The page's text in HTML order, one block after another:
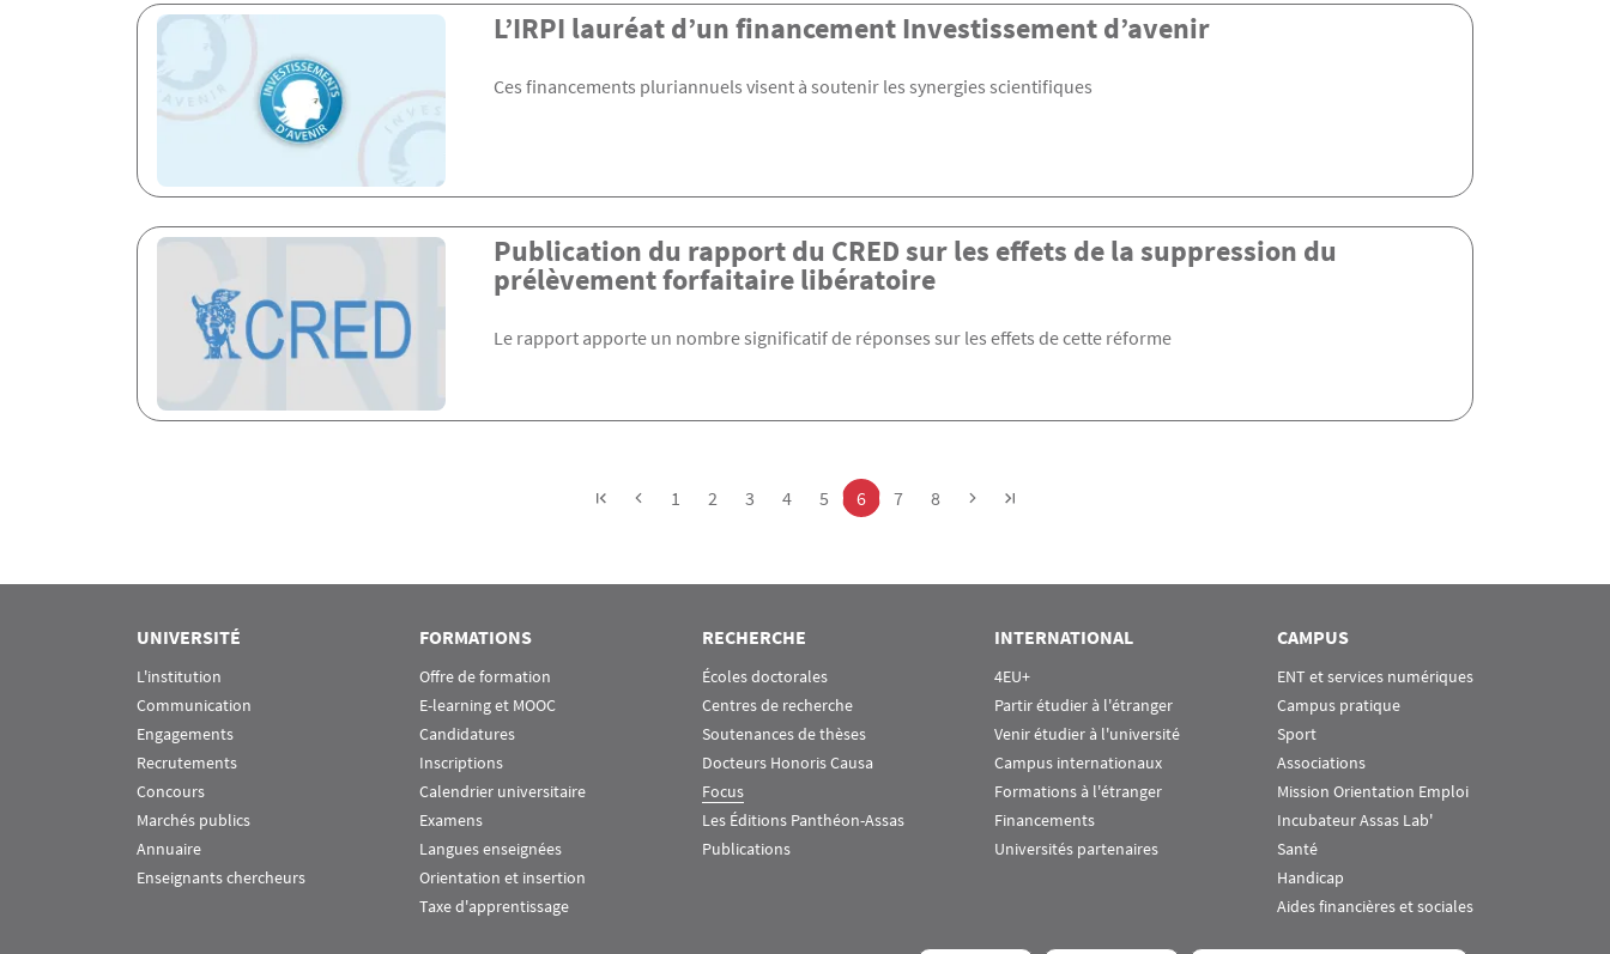
L’IRPI lauréat d’un financement Investissement d’avenir
Ces financements pluriannuels visent à soutenir les synergies scientifiques
Publication du rapport du CRED sur les effets de la suppression du
prélèvement forfaitaire libératoire
Le rapport apporte un nombre significatif de réponses sur les effets de cette réforme
Page
1 Page
2 Page
3 Page
4 Page
5 Page
6 Page
7 Page
8
UNIVERSITÉ
L'institution
Communication
Engagements
Recrutements
Concours
Marchés publics
Annuaire
Enseignants chercheurs
FORMATIONS
Offre de formation
E-learning et MOOC
Candidatures
Inscriptions
Calendrier universitaire
Examens
Langues enseignées
Orientation et insertion
Taxe d'apprentissage
RECHERCHE
Écoles doctorales
Centres de recherche
Soutenances de thèses
Docteurs Honoris Causa
Focus
Les Éditions Panthéon-Assas
Publications
INTERNATIONAL
4EU+
Partir étudier à l'étranger
Venir étudier à l'université
Campus internationaux
Formations à l'étranger
Financements
Universités partenaires
CAMPUS
ENT et services numériques
Campus pratique
Sport
Associations
Mission Orientation Emploi
Incubateur Assas Lab'
Santé
Handicap
Aides financières et sociales